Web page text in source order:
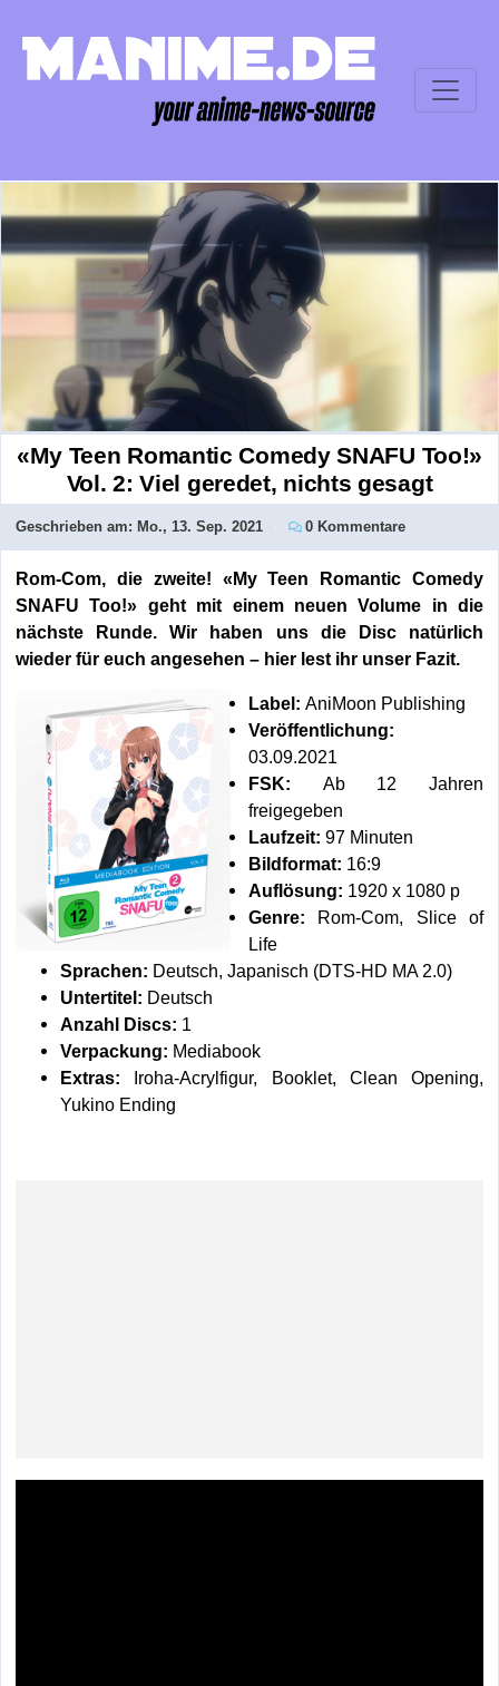
«My Teen Romantic Comedy SNAFU Too!»
Vol. 2: Viel geredet, nichts gesagt
Geschrieben am: Mo., 13. Sep. 2021 0 Kommentare
Rom-Com, die zweite! «My Teen Romantic Comedy
SNAFU Too!» geht mit einem neuen Volume in die
nächste Runde. Wir haben uns die Disc natürlich
wieder für euch angesehen – hier lest ihr unser Fazit.
Label: AniMoon Publishing
Veröffentlichung:
03.09.2021
FSK: Ab 12 Jahren
freigegeben
Laufzeit: 97 Minuten
Bildformat: 16:9
Auflösung: 1920 x 1080 p
Genre: Rom-Com, Slice of
Life
Sprachen: Deutsch, Japanisch (DTS-HD MA 2.0)
Untertitel: Deutsch
Anzahl Discs: 1
Verpackung: Mediabook
Extras: Iroha-Acrylfigur, Booklet, Clean Opening,
Yukino Ending